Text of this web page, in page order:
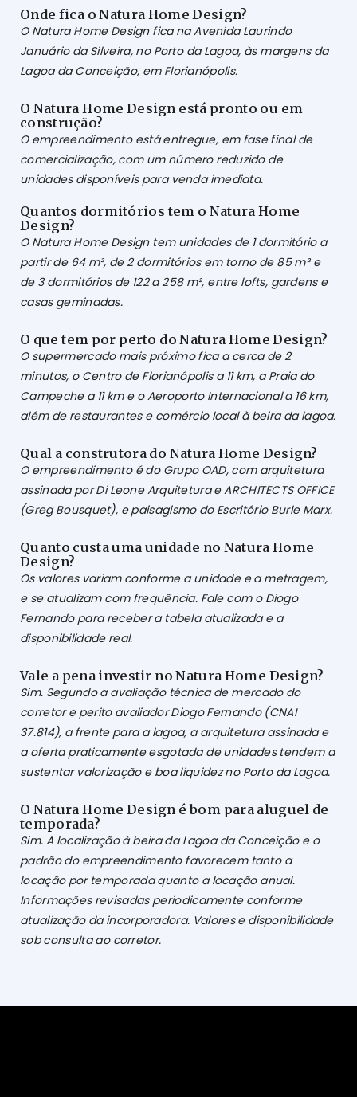
Onde fica o Natura Home Design?
O Natura Home Design fica na Avenida Laurindo
Januário da Silveira, no Porto da Lagoa, às margens da
Lagoa da Conceição, em Florianópolis.
O Natura Home Design está pronto ou em
construção?
O empreendimento está entregue, em fase final de
comercialização, com um número reduzido de
unidades disponíveis para venda imediata.
Quantos dormitórios tem o Natura Home
Design?
O Natura Home Design tem unidades de 1 dormitório a
partir de 64 m², de 2 dormitórios em torno de 85 m² e
de 3 dormitórios de 122 a 258 m², entre lofts, gardens e
casas geminadas.
O que tem por perto do Natura Home Design?
O supermercado mais próximo fica a cerca de 2
minutos, o Centro de Florianópolis a 11 km, a Praia do
Campeche a 11 km e o Aeroporto Internacional a 16 km,
além de restaurantes e comércio local à beira da lagoa.
Qual a construtora do Natura Home Design?
O empreendimento é do Grupo OAD, com arquitetura
assinada por Di Leone Arquitetura e ARCHITECTS OFFICE
(Greg Bousquet), e paisagismo do Escritório Burle Marx.
Quanto custa uma unidade no Natura Home
Design?
Os valores variam conforme a unidade e a metragem,
e se atualizam com frequência. Fale com o Diogo
Fernando para receber a tabela atualizada e a
disponibilidade real.
Vale a pena investir no Natura Home Design?
Sim. Segundo a avaliação técnica de mercado do
corretor e perito avaliador Diogo Fernando (CNAI
37.814), a frente para a lagoa, a arquitetura assinada e
a oferta praticamente esgotada de unidades tendem a
sustentar valorização e boa liquidez no Porto da Lagoa.
O Natura Home Design é bom para aluguel de
temporada?
Sim. A localização à beira da Lagoa da Conceição e o
padrão do empreendimento favorecem tanto a
locação por temporada quanto a locação anual.
Informações revisadas periodicamente conforme
atualização da incorporadora. Valores e disponibilidade
sob consulta ao corretor.